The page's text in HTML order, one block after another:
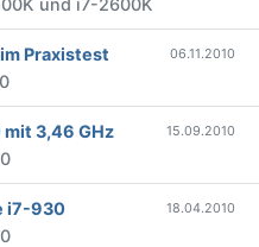
und i7-2600K
06.11.2010
Praxistest
15.09.2010
3,46 GHz
18.04.2010
i7-930